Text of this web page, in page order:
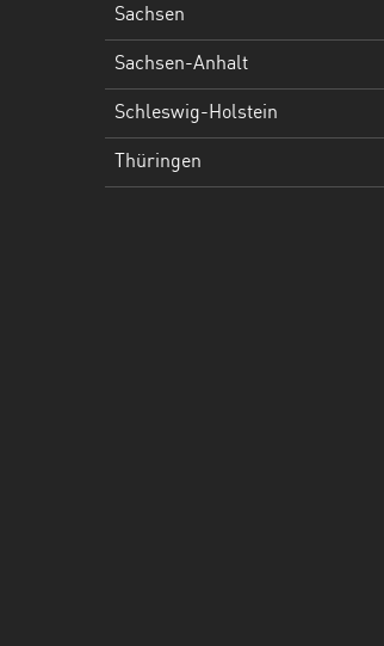
ThüringenSachsen
Sachsen-Anhalt
Schleswig-Holstein
Thüringen